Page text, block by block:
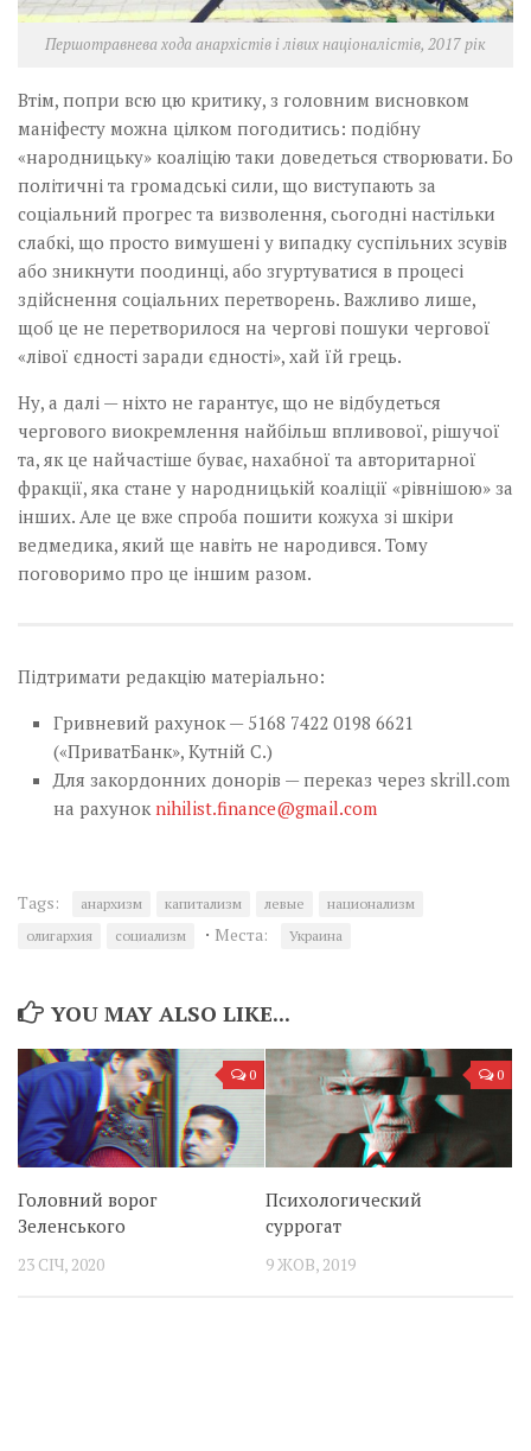
Першотравнева хода анархістів і лівих націоналістів, 2017 рік
Втім, попри всю цю критику, з головним висновком
маніфесту можна цілком погодитись: подібну
«народницьку» коаліцію таки доведеться створювати. Бо
політичні та громадські сили, що виступають за
соціальний прогрес та визволення, сьогодні настільки
слабкі, що просто вимушені у випадку суспільних зсувів
або зникнути поодинці, або згуртуватися в процесі
здійснення соціальних перетворень. Важливо лише,
щоб це не перетворилося на чергові пошуки чергової
«лівої єдності заради єдності», хай їй грець.
Ну, а далі — ніхто не гарантує, що не відбудеться
чергового виокремлення найбільш впливової, рішучої
та, як це найчастіше буває, нахабної та авторитарної
фракції, яка стане у народницькій коаліції «рівнішою» за
інших. Але це вже спроба пошити кожуха зі шкіри
ведмедика, який ще навіть не народився. Тому
поговоримо про це іншим разом.
Підтримати редакцію матеріально:
Гривневий рахунок — 5168 7422 0198 6621
(«ПриватБанк», Кутній С.)
Для закордонних донорів — переказ через skrill.com
на рахунокnihilist.finance@gmail.com
Tags: анархизм капитализм левые
национализм
олигархия
социализм · Места: Украина
YOU MAY ALSO LIKE...
0
Головний ворог
Зеленського
23 СІЧ, 2020
0
Психологический
суррогат
9 ЖОВ, 2019